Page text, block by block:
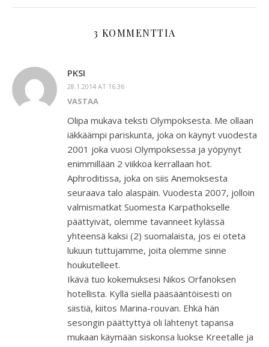
3 KOMMENTTIA
PKSI
28.1.2014 AT 16:36
VASTAA
Olipa mukava teksti Olympoksesta. Me ollaan
iäkkäämpi pariskunta, joka on käynyt vuodesta
2001 joka vuosi Olympoksessa ja yöpynyt
enimmillään 2 viikkoa kerrallaan hot.
Aphroditissa, joka on siis Anemoksesta
seuraava talo alaspäin. Vuodesta 2007, jolloin
valmismatkat Suomesta Karpathokselle
päättyivät, olemme tavanneet kylässä
yhteensä kaksi (2) suomalaista, jos ei oteta
lukuun tuttujamme, joita olemme sinne
houkutelleet.
Ikävä tuo kokemuksesi Nikos Orfanoksen
hotellista. Kyllä siellä pääsääntöisesti on
siistiä, kiitos Marina-rouvan. Ehkä hän
sesongin päättyttyä oli lähtenyt tapansa
mukaan käymään siskonsa luokse Kreetalle ja